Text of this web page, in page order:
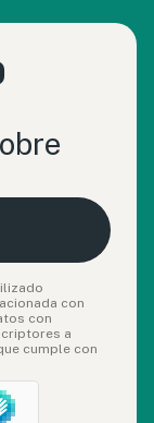
con
con
a
cumple con